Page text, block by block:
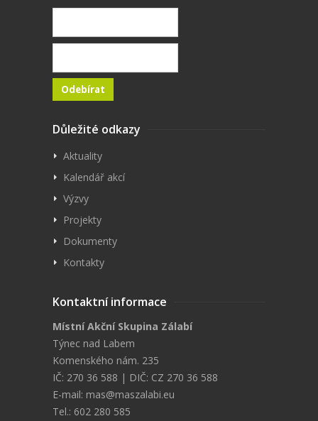
Důležité odkazy
Aktuality
Kalendář akcí
Výzvy
Projekty
Dokumenty
Kontakty
Kontaktní informace
Místní Akční Skupina Zálabí
Týnec nad Labem
Komenského nám. 235
IČ: 270 36 588 | DIČ: CZ 270 36 588
E-mail: mas@maszalabi.eu
Tel.: 602 280 585